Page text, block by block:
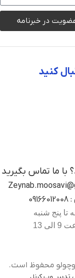
در خبرنامه
با ما تماس بگیرید
تا پنج شنبه
13
تدبیر ,وب کرنل